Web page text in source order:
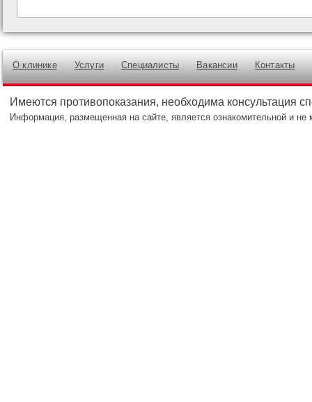
О клинике Услуги Специалисты Вакансии Контакты
Имеются противопоказания, необходима консультация
Информация, размещенная на сайте, является ознакомительной и